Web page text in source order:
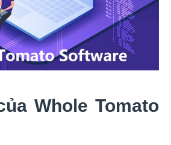
Whole Tomato